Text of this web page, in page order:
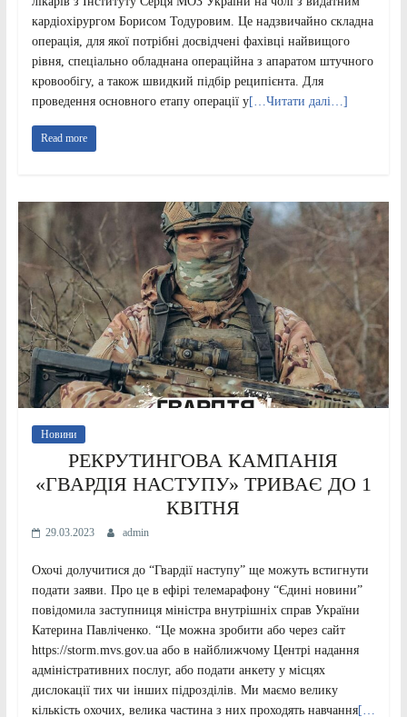
кардіохірургом Борисом Тодуровим. Це надзвичайно складна
операція, для якої потрібні досвідчені фахівці найвищого
рівня, спеціально обладнана операційна з апаратом штучного
кровообігу, а також швидкий підбір реципієнта. Для
проведення основного етапу операції у[…Читати далі…]
Read more
Новини
РЕКРУТИНГОВА КАМПАНІЯ
«ГВАРДІЯ НАСТУПУ» ТРИВАЄ ДО 1
КВІТНЯ
29.03.2023 admin
Охочі долучитися до “Гвардії наступу” ще можуть встигнути
подати заяви. Про це в ефірі телемарафону “Єдині новини”
повідомила заступниця міністра внутрішніх справ України
Катерина Павліченко. “Це можна зробити або через сайт
https://storm.mvs.gov.ua або в найближчому Центрі надання
адміністративних послуг, або подати анкету у місцях
дислокації тих чи інших підрозділів. Ми маємо велику
кількість охочих, велика частина з них проходять навчання[…